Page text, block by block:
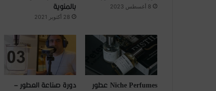
8 أغسطس 2023
بالمئوية
28 أكتوبر 2021
Niche Perfumes عطور
دورة صناعة العطور –